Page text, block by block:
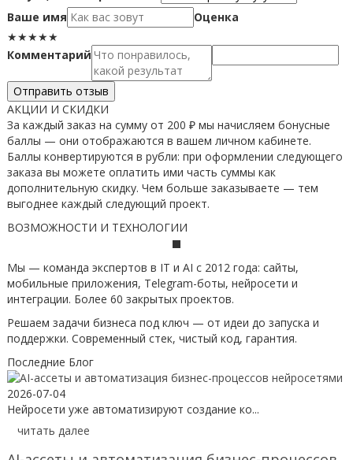
Ваше имя
Оценка
★★★★★
Комментарий
Отправить отзыв
АКЦИИ И СКИДКИ
За каждый заказ на сумму от 200 ₽ мы начисляем бонусные
баллы — они отображаются в вашем личном кабинете.
Баллы конвертируются в рубли: при оформлении следующего
заказа вы можете оплатить ими часть суммы как
дополнительную скидку. Чем больше заказываете — тем
выгоднее каждый следующий проект.
ВОЗМОЖНОСТИ И ТЕХНОЛОГИИ
Мы — команда экспертов в IT и AI с 2012 года: сайты,
мобильные приложения, Telegram-боты, нейросети и
интеграции. Более 60 закрытых проектов.
Решаем задачи бизнеса под ключ — от идеи до запуска и
поддержки. Современный стек, чистый код, гарантия.
Последние Блог
2026-07-04
Нейросети уже автоматизируют создание ко...
читать далее